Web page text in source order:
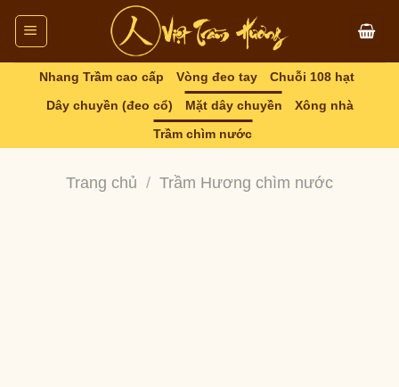
Skip
content
Nhang Trầm cao cấp Vòng đeo tay
Chuỗi 108 hạt
Dây chuyền (đeo cổ)
Mặt dây chuyền
Xông nhà
Trầm chìm nước
Trang chủ / Trầm Hương chìm nước